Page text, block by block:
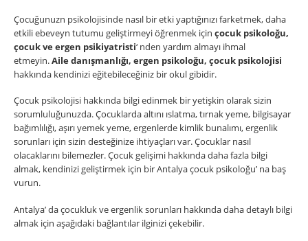
Çocuğunuzn psikolojisinde nasıl bir etki yaptığınızı farketmek, daha
etkili ebeveyn tutumu geliştirmeyi öğrenmek için çocuk psikoloğu,
çocuk ve ergen psikiyatristi‘ nden yardım almayı ihmal
etmeyin.Aile danışmanlığı, ergen psikoloğu, çocuk psikolojisi
hakkında kendinizi eğitebileceğiniz bir okul gibidir.
Çocuk psikolojisi hakkında bilgi edinmek bir yetişkin olarak sizin
sorumluluğunuzda. Çocuklarda altını ıslatma, tırnak yeme, bilgisayar
bağımlılığı, aşırı yemek yeme, ergenlerde kimlik bunalımı, ergenlik
sorunları için sizin desteğinize ihtiyaçları var. Çocuklar nasıl
olacaklarını bilemezler. Çocuk gelişimi hakkında daha fazla bilgi
almak, kendinizi geliştirmek için bir Antalya çocuk psikoloğu’ na baş
vurun.
Antalya’ da çocukluk ve ergenlik sorunları hakkında daha detaylı bilgi
almak için aşağıdaki bağlantılar ilginizi çekebilir.